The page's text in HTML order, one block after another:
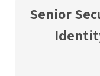
Senior